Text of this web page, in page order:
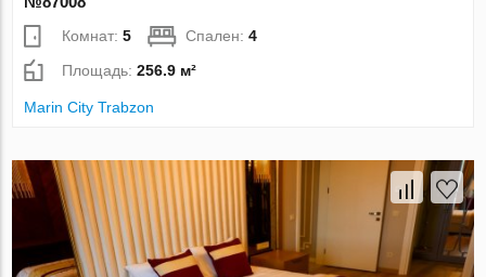
Комнат:5 Спален:4
Площадь:256.9 м²
Marin City Trabzon